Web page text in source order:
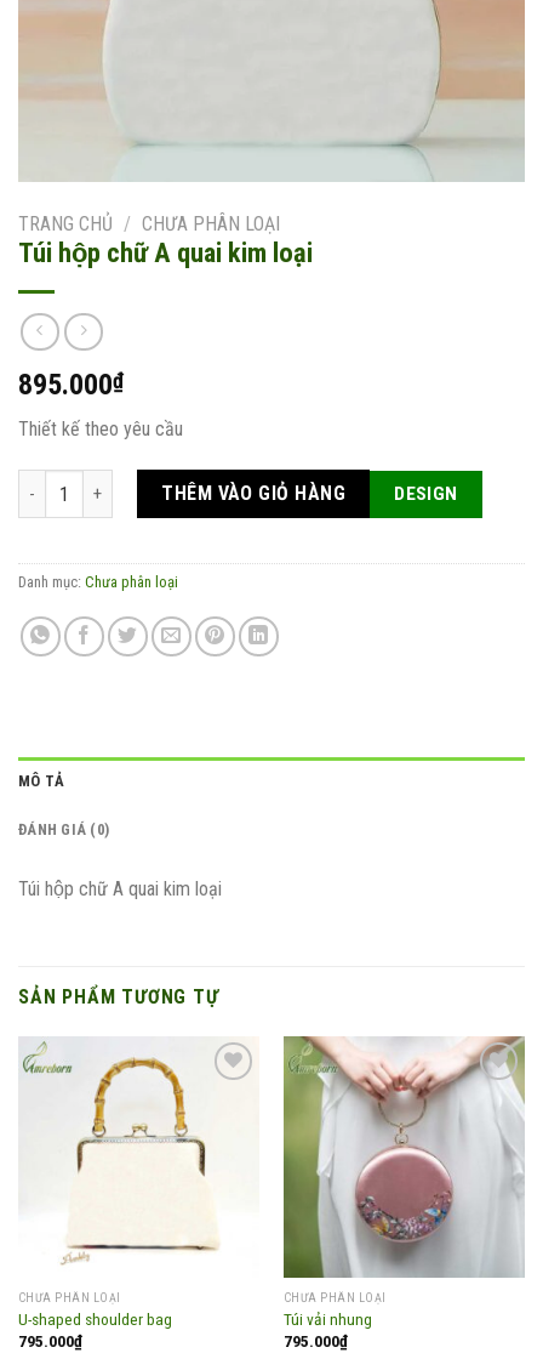
TRANG CHỦ / CHƯA PHÂN LOẠI
Túi hộp chữ A quai kim loại
895.000₫
Thiết kế theo yêu cầu
Túi hộp chữ A quai kim loại số lượng
THÊM VÀO GIỎ HÀNG DESIGN
Danh mục: Chưa phân loại
MÔ TẢ
ĐÁNH GIÁ (0)
Túi hộp chữ A quai kim loại
SẢN PHẨM TƯƠNG TỰ
Add to
wishlist
CHƯA PHÂN LOẠI
U-shaped shoulder bag
795.000₫
Add to
CHƯA PHÂN LOẠI
Túi vải nhung
795.000₫